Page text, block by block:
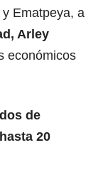
Ematpeya, a
Arley
económicos
de
20